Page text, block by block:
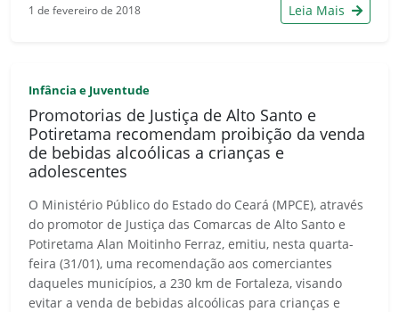
1 de fevereiro de 2018 Leia Mais
Infância e Juventude
Promotorias de Justiça de Alto Santo e
Potiretama recomendam proibição da venda
de bebidas alcoólicas a crianças e
adolescentes
O Ministério Público do Estado do Ceará (MPCE), através
do promotor de Justiça das Comarcas de Alto Santo e
Potiretama Alan Moitinho Ferraz, emitiu, nesta quarta-
feira (31/01), uma recomendação aos comerciantes
daqueles municípios, a 230 km de Fortaleza, visando
evitar a venda de bebidas alcoólicas para crianças e